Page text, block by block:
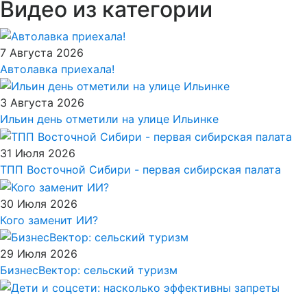
Видео из категории
7 Августа 2026
Автолавка приехала!
3 Августа 2026
Ильин день отметили на улице Ильинке
31 Июля 2026
ТПП Восточной Сибири - первая сибирская палата
30 Июля 2026
Кого заменит ИИ?
29 Июля 2026
БизнесВектор: сельский туризм